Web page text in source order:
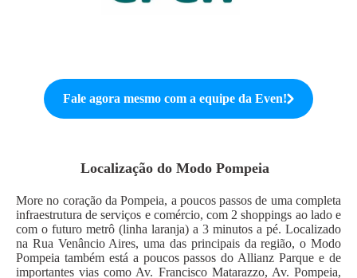
Fale agora mesmo com a equipe daEven!
Localização do Modo Pompeia
More no coração da Pompeia, a poucos passos de uma completa
infraestrutura de serviços e comércio, com 2 shoppings ao lado e
com o futuro metrô (linha laranja) a 3 minutos a pé. Localizado
na Rua Venâncio Aires, uma das principais da região, o Modo
Pompeia também está a poucos passos do Allianz Parque e de
importantes vias como Av. Francisco Matarazzo, Av. Pompeia,